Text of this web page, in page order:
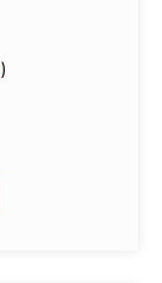
)